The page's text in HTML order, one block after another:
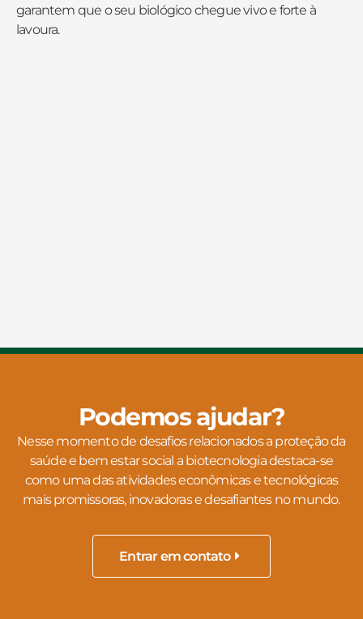
garantem que o seu biológico chegue vivo e forte à
lavoura.
Podemos ajudar?
Nesse momento de desafios relacionados a proteção da
saúde e bem estar social a biotecnologia destaca-se
como uma das atividades econômicas e tecnológicas
mais promissoras, inovadoras e desafiantes no mundo.
Entrar em contato